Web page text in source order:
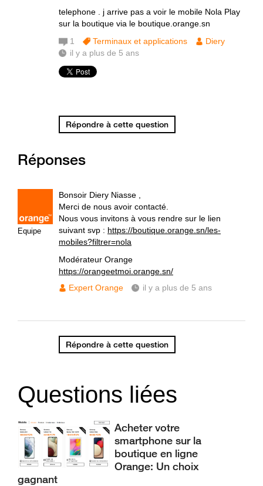
telephone . j arrive pas a voir le mobile Nola Play
sur la boutique via le boutique.orange.sn
1 Terminaux et applications
Diery
il y a plus de 5 ans
Répondre à cette question
Réponses
Equipe
Bonsoir Diery Niasse ,
Merci de nous avoir contacté.
Nous vous invitons à vous rendre sur le lien
suivant svp : https://boutique.orange.sn/les-
mobiles?filtrer=nola
Modérateur Orange
https://orangeetmoi.orange.sn/
Expert Orange
il y a plus de 5 ans
Répondre à cette question
Questions liées
Acheter votre
smartphone sur la
boutique en ligne
Orange: Un choix
gagnant